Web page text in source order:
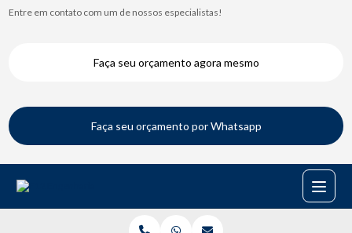
Entre em contato com um de nossos especialistas!
Faça seu orçamento agora mesmo
Faça seu orçamento por Whatsapp